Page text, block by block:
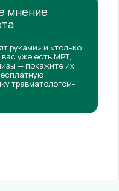
мнение
руками» и «только
уже есть МРТ,
— покажите их
травматологом-